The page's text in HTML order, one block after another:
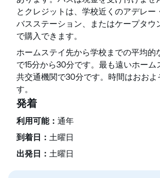
とクレジットは、学校近くのアデレー
バスステーション、またはケープタウ
で購入できます。
ホームステイ先から学校までの平均的
で15分から30分です。最も遠いホーム
共交通機関で30分です。時間はおおよ
す。
発着
利用可能： 通年
到着日： 土曜日
出発日： 土曜日